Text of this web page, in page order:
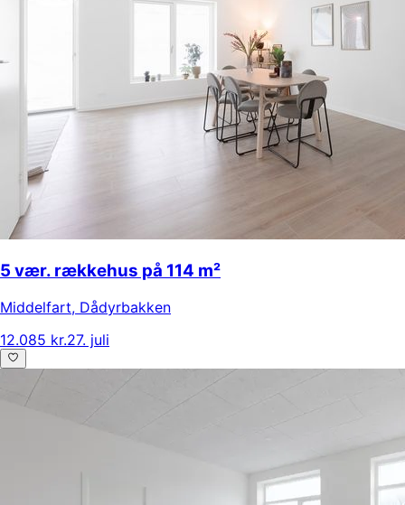
5 vær. rækkehus på 114 m²
Middelfart, Dådyrbakken
12.085 kr.27. juli